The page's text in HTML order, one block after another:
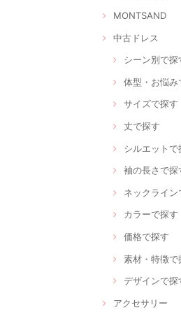
MONTSAND
中古ドレス
シーン別で探
体型・お悩み
サイズで探す
丈で探す
シルエットで
袖の長さで探
ネックライン
カラーで探す
価格で探す
素材・特徴で
デザインで探
アクセサリー